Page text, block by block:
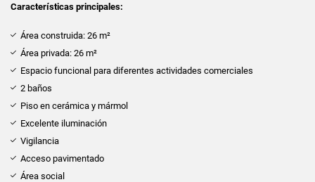
Características principales:
Área construida: 26 m²
Área privada: 26 m²
Espacio funcional para diferentes actividades comerciales
2 baños
Piso en cerámica y mármol
Excelente iluminación
Vigilancia
Acceso pavimentado
Área social